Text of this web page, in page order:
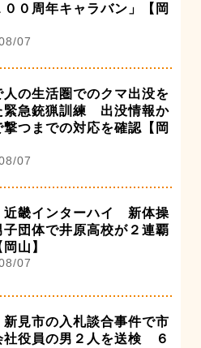
００周年キャラバン」【岡
07
人の生活圏でのクマ出没を
緊急銃猟訓練 出没情報か
撃つまでの対応を確認【岡
07
近畿インターハイ 新体操
子団体で井原高校が２連覇
山】
07
新見市の入札談合事件で市
社役員の男２人を送検 ６